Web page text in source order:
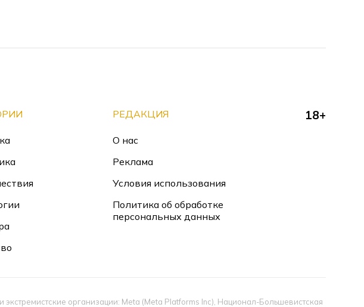
РЕДАКЦИЯ
О нас
Реклама
Условия использования
Политика об обработке
персональных данных
18+
организации: Meta (Meta Platforms Inc), Национал-Большевистская